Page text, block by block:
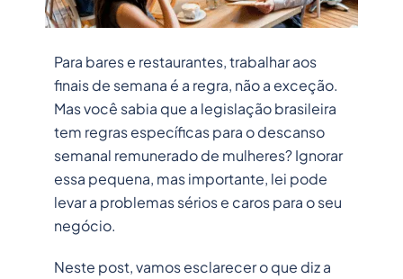
Para bares e restaurantes, trabalhar aos
finais de semana é a regra, não a exceção.
Mas você sabia que a legislação brasileira
tem regras específicas para o descanso
semanal remunerado de mulheres? Ignorar
essa pequena, mas importante, lei pode
levar a problemas sérios e caros para o seu
negócio.
Neste post, vamos esclarecer o que diz a